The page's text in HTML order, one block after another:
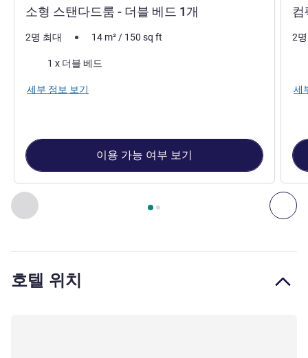
이전 - 객실 다
2/ 페이지 , 객실 1 : 소형 스탠다드룸 - 더블 베드 1개 , 객실 2
소형 스탠다드룸 - 더블 베드 1개
2명 최대 14 m²/ 150 sq ft
1 x 더블 베드
세부 정보 보기
이용 가능 여부 보기
컴
2
세
호텔 위치